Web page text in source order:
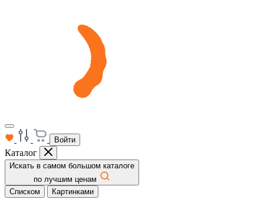
Войти
Каталог
Искать в самом большом каталоге
по лучшим ценам
Списком
Картинками